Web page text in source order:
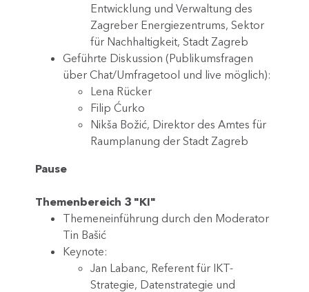
Entwicklung und Verwaltung des
Zagreber Energiezentrums, Sektor
für Nachhaltigkeit, Stadt Zagreb
Geführte Diskussion (Publikumsfragen
über Chat/Umfragetool und live möglich):
Lena Rücker
Filip Ćurko
Nikša Božić, Direktor des Amtes für
Raumplanung der Stadt Zagreb
Pause
Themenbereich 3 "KI"
Themeneinführung durch den Moderator
Tin Bašić
Keynote:
Jan Labanc, Referent für IKT-
Strategie, Datenstrategie und